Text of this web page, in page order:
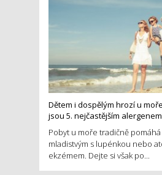
Dětem i dospělým hrozí u
jsou 5. nejčastějším alergenem
Pobyt u moře tradičně
mladistvým s lupénkou nebo
ekzémem. Dejte si však po...